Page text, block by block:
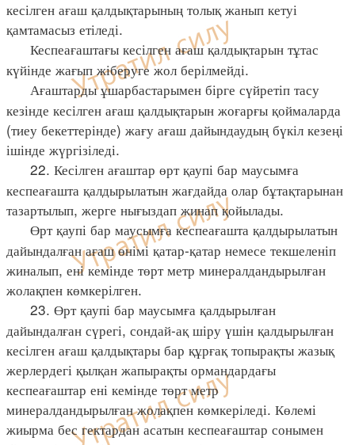
кесілген ағаш қалдықтарының толық жанып кетуі
қамтамасыз етіледі.
Кеспеағаштағы кесілген ағаш қалдықтарын тұтас
күйінде жағып жіберуге жол берілмейді.
Ағаштарды ұшарбастарымен бірге сүйретіп тасу
кезінде кесілген ағаш қалдықтарын жоғарғы қоймаларда
(тиеу бекеттерінде) жағу ағаш дайындаудың бүкіл кезеңі
ішінде жүргізіледі.
22. Кесілген ағаштар өрт қаупі бар маусымға
кеспеағашта қалдырылатын жағдайда олар бұтақтарынан
тазартылып, жерге нығыздап жинап қойылады.
Өрт қаупі бар маусымға кеспеағашта қалдырылатын
дайындалған ағаш өнімі қатар-қатар немесе текшеленіп
жиналып, ені кемінде төрт метр минералдандырылған
жолақпен көмкерілген.
23. Өрт қаупі бар маусымға қалдырылған
дайындалған сүрегі, сондай-ақ шіру үшін қалдырылған
кесілген ағаш қалдықтары бар құрғақ топырақты жазық
жерлердегі қылқан жапырақты ормандардағы
кеспеағаштар ені кемінде төрт метр
минералдандырылған жолақпен көмкеріледі. Көлемі
жиырма бес гектардан асатын кеспеағаштар сонымен